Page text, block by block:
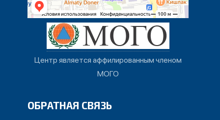
Центр является аффилированным членом
МОГО
ОБРАТНАЯ СВЯЗЬ